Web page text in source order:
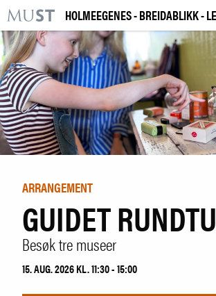
KR
M
NO|ENG
HOLMEEGENES - BREIDABLIKK -
ARRANGEMENT
GUIDET
Besøk tre museer
15. AUG. 2026 KL. 11:30 - 15:00